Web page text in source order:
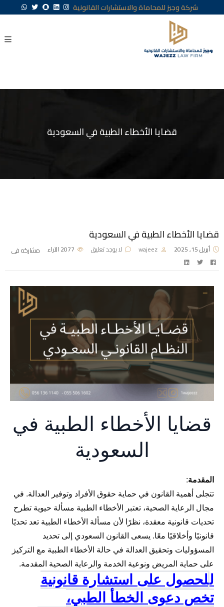
شركة وجيز للمحاماة والاستشارات القانونية
قضايا الأخطاء الطبية في السعودية
قضايا الأخطاء الطبية في السعودية
أبريل 15, 2025 wajeez لا يوجد تعليق الآراء مشاركه فى
قضايا الأخطاء الطبية في
السعودية
المقدمة:
تتجلى أهمية القانون في حماية حقوق الأفراد وتوفير العدالة. في
مجال الرعاية الصحية، تعتبر الأخطاء الطبية مسألة حيوية تطرح
تحديات قانونية معقدة، نظرًا لأن مسألة الأخطاء الطبية تعد تحديًا
قانونيًا وأخلاقيًا معًا. يسعى القانون السعودي إلى تحديد
المسؤوليات وتحقيق العدالة في حالة الأخطاء الطبية مع التركيز
على حماية المريض ونوعية الخدمة والرعاية الصحية المقدمة.
للحصول على استشارة قانونية
تخص دعوى الخطأ الطبي،